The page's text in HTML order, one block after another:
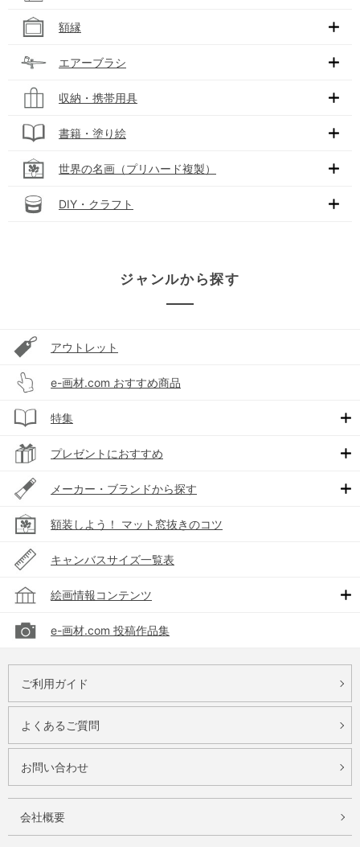
額縁
エアーブラシ
収納・携帯用具
書籍・塗り絵
世界の名画（プリハード複製）
DIY・クラフト
ジャンルから探す
アウトレット
e-画材.com おすすめ商品
特集
プレゼントにおすすめ
メーカー・ブランドから探す
額装しよう！ マット窓抜きのコツ
キャンバスサイズ一覧表
絵画情報コンテンツ
e-画材.com 投稿作品集
ご利用ガイド
よくあるご質問
お問い合わせ
会社概要